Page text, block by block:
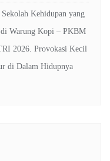
Kehidupan yang
Warung Kopi – PKBM
2026. Provokasi Kecil
di Dalam Hidupnya